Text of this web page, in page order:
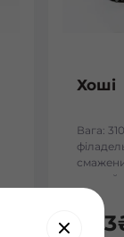
Хоші
Вага:
чорний.
243